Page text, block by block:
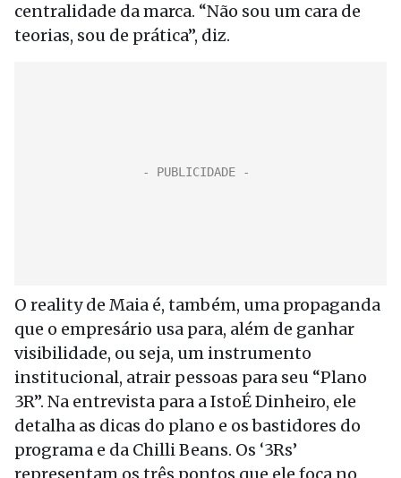
centralidade da marca. “Não sou um cara de
teorias, sou de prática”, diz.
O reality de Maia é, também, uma propaganda
que o empresário usa para, além de ganhar
visibilidade, ou seja, um instrumento
institucional, atrair pessoas para seu “Plano
3R”. Na entrevista para a IstoÉ Dinheiro, ele
detalha as dicas do plano e os bastidores do
programa e da Chilli Beans. Os ‘3Rs’